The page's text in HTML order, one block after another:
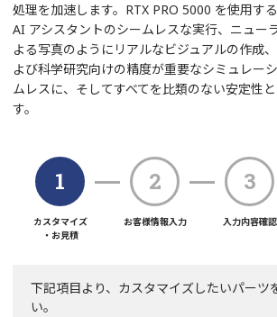
処理を加速します。RTX PRO 5000 を使用す
AI アシスタントのシームレスな実行、ニュー
よる写真のようにリアルなビジュアルの作成
よび科学研究向けの精度が重要なシミュレー
ムレスに、そしてすべてを比類のない安定性
す。
カスタマイズ
・お見積
お客様情報入力 入力内容確認
下記項目より、カスタマイズしたいパーツ
い。